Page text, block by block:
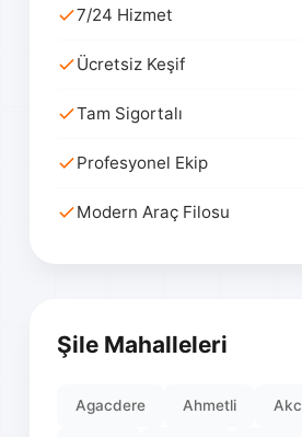
7/24 Hizmet
Ücretsiz Keşif
Tam Sigortalı
Profesyonel Ekip
Modern Araç Filosu
Şile Mahalleleri
Agacdere Ahmetli